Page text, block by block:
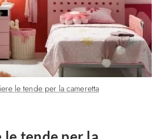
le tende per la cameretta